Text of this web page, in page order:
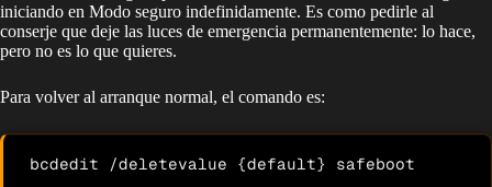
iniciando en Modo seguro indefinidamente. Es como pedirle al
conserje que deje las luces de emergencia permanentemente: lo hace,
pero no es lo que quieres.
Para volver al arranque normal, el comando es:
bcdedit /deletevalue {default} safeboot